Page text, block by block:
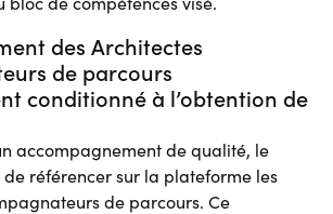
des Architectes
de parcours
conditionné à l’obtention de
accompagnement de qualité, le
référencer sur la plateforme les
de parcours. Ce